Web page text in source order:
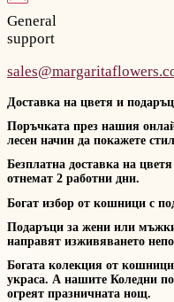
General
support
Доставка на цветя и
Поръчката през нашия
лесен начин да покажете
Безплатна доставка на
отнемат 2 работни дни.
Богат избор от кошници с
Подаръци за жени или
направят изживяването
Богата колекция от
украса. А нашите Коледни
огреят празничната нощ.